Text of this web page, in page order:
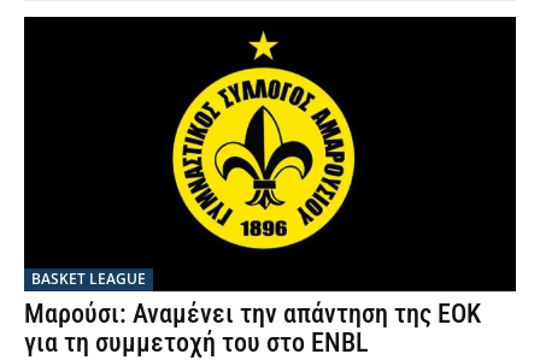
BASKET LEAGUE
Μαρούσι: Αναμένει την απάντηση της ΕΟΚ
για τη συμμετοχή του στο ENBL